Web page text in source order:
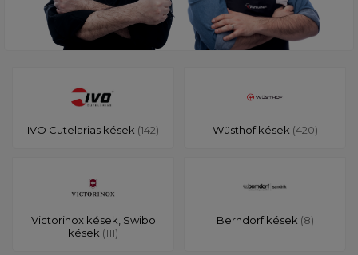
IVO Cutelarias kések (142) Wüsthof kések (420)
Victorinox kések, Swibo
kések (111)
Berndorf kések (8)